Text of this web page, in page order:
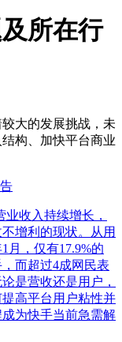
所在行
大的发展挑战，未
构、加快平台商业
业收入持续增长，
增利的现状。从用
月，仅有17.9%的
而超过4成网民表
是营收还是用户，
高平台用户粘性并
为快手当前急需解